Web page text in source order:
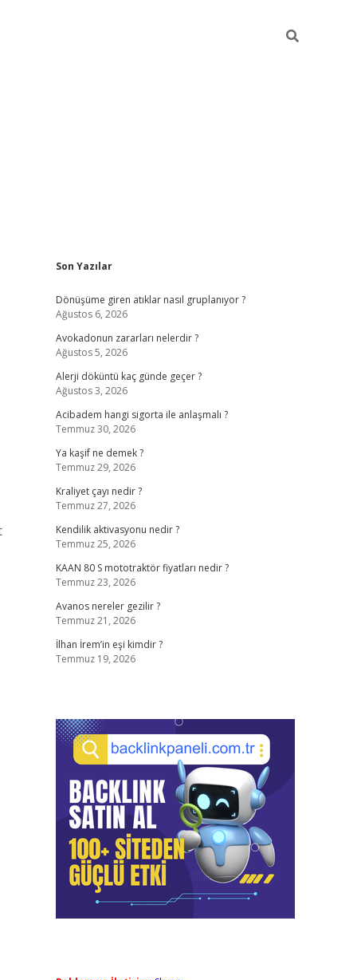
Sidebar
Son Yazılar
Dönüşüme giren atıklar nasıl gruplanıyor ?
Ağustos 6, 2026
Avokadonun zararları nelerdir ?
Ağustos 5, 2026
Alerji döküntü kaç günde geçer ?
Ağustos 3, 2026
Acibadem hangi sigorta ile anlaşmalı ?
Temmuz 30, 2026
Ya kaşif ne demek ?
Temmuz 29, 2026
Kraliyet çayı nedir ?
Temmuz 27, 2026
Kendilik aktivasyonu nedir ?
Temmuz 25, 2026
KAAN 80 S mototraktör fiyatları nedir ?
Temmuz 23, 2026
Avanos nereler gezilir ?
Temmuz 21, 2026
İlhan İrem’in eşi kimdir ?
Temmuz 19, 2026